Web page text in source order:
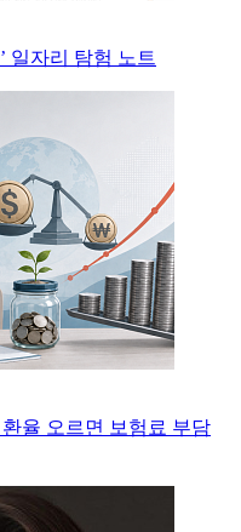
일자리 탐험 노트
율 오르면 보험료 부담